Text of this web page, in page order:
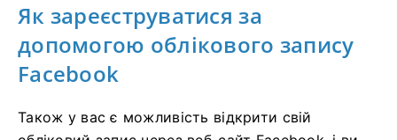
Як зареєструватися за
допомогою облікового запису
Facebook
Також у вас є можливість відкрити свій